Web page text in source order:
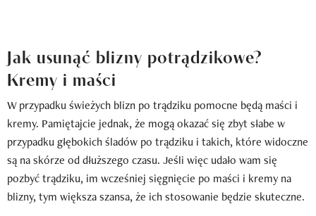
Jak usunąć blizny potrądzikowe?
Kremy i maści
W przypadku świeżych blizn po trądziku pomocne będą maści i
kremy. Pamiętajcie jednak, że mogą okazać się zbyt słabe w
przypadku głębokich śladów po trądziku i takich, które widoczne
są na skórze od dłuższego czasu. Jeśli więc udało wam się
pozbyć trądziku, im wcześniej sięgnięcie po maści i kremy na
blizny, tym większa szansa, że ich stosowanie będzie skuteczne.